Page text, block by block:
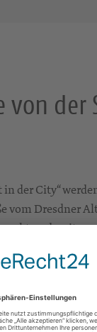
von der
der City“
vom Dresdner
und
was
Wochen
noch keiner von